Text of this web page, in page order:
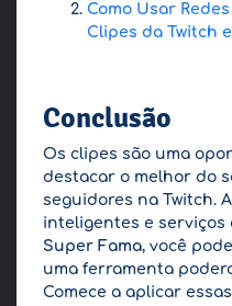
Como Usar
Clipes da Twitch
Conclusão
Os clipes são uma
destacar o melhor do
seguidores na Twitch.
inteligentes e serviços
Super Fama, você
uma ferramenta
Comece a aplicar